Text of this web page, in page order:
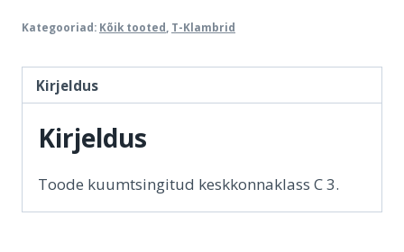
76
B
60mm
kogus
Kategooriad: Kõik tooted T-Klambrid
Kirjeldus
Kirjeldus
Toode kuumtsingitud keskkonnaklass C 3.